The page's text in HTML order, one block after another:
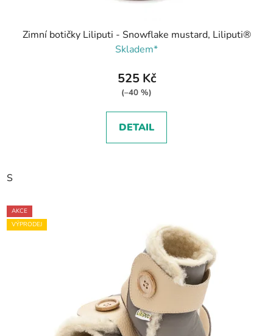
Zimní botičky Liliputi - Snowflake mustard, Liliputi®
Skladem*
525 Kč
(–40 %)
DETAIL
S
AKCE
VÝPRODEJ